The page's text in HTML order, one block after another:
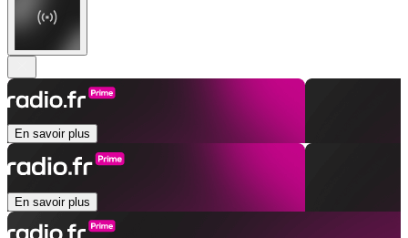
En savoir plus
En savoir plus